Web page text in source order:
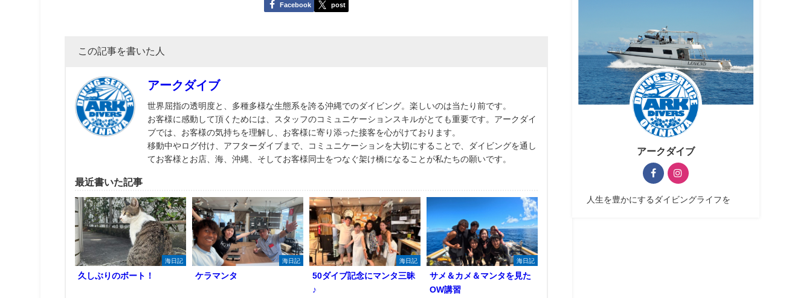
Facebook post
この記事を書いた人
アークダイブ
世界屈指の透明度と、多種多様な生態系を誇る沖縄でのダイビング。楽しいのは当たり前です。
お客様に感動して頂くためには、スタッフのコミュニケーションスキルがとても重要です。アークダイ
ブでは、お客様の気持ちを理解し、お客様に寄り添った接客を心がけております。
移動中やログ付け、アフターダイブまで、コミュニケーションを大切にすることで、ダイビングを通し
てお客様とお店、海、沖縄、そしてお客様同士をつなぐ架け橋になることが私たちの願いです。
最近書いた記事
海日記
久しぶりのボート！
海日記
ケラマンタ
海日記
50ダイブ記念にマンタ三昧
♪
海日記
サメ＆カメ＆マンタを見た
OW講習
アークダイブ
人生を豊かにするダイビングライフを